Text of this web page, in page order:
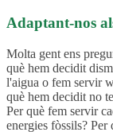
Adaptant-nos
Molta gent ens
què hem decidit
l'aigua o fem servir
què hem decidit no
Per què fem servir
energies fòssils?